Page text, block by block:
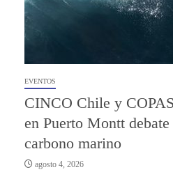
EVENTOS
CINCO Chile y
en Puerto Montt
carbono marino
agosto 4, 2026